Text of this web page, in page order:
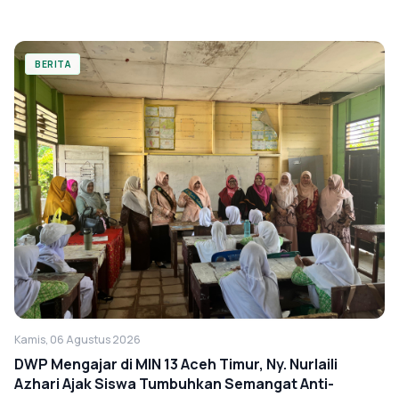
BERITA
Kamis, 06 Agustus 2026
DWP Mengajar di MIN 13 Aceh Timur, Ny. Nurlaili
Azhari Ajak Siswa Tumbuhkan Semangat Anti-